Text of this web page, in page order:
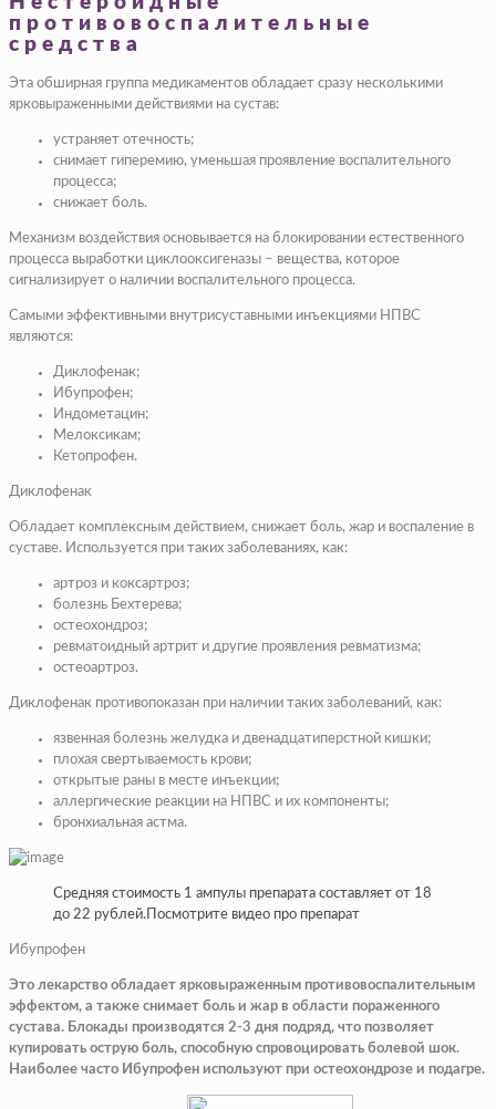
противовоспалительные
средства
Эта обширная группа медикаментов обладает сразу несколькими
ярковыраженными действиями на сустав:
устраняет отечность;
снимает гиперемию, уменьшая проявление воспалительного
процесса;
снижает боль.
Механизм воздействия основывается на блокировании естественного
процесса выработки циклооксигеназы – вещества, которое
сигнализирует о наличии воспалительного процесса.
Самыми эффективными внутрисуставными инъекциями НПВС
являются:
Диклофенак;
Ибупрофен;
Индометацин;
Мелоксикам;
Кетопрофен.
Диклофенак
Обладает комплексным действием, снижает боль, жар и воспаление в
суставе. Используется при таких заболеваниях, как:
артроз и коксартроз;
болезнь Бехтерева;
остеохондроз;
ревматоидный артрит и другие проявления ревматизма;
остеоартроз.
Диклофенак противопоказан при наличии таких заболеваний, как:
язвенная болезнь желудка и двенадцатиперстной кишки;
плохая свертываемость крови;
открытые раны в месте инъекции;
аллергические реакции на НПВС и их компоненты;
бронхиальная астма.
Средняя стоимость 1 ампулы препарата составляет от 18
до 22 рублей.Посмотрите видео про препарат
Ибупрофен
Это лекарство обладает ярковыраженным противовоспалительным
эффектом, а также снимает боль и жар в области пораженного
сустава. Блокады производятся 2-3 дня подряд, что позволяет
купировать острую боль, способную спровоцировать болевой шок.
Наиболее часто Ибупрофен используют при остеохондрозе и подагре.